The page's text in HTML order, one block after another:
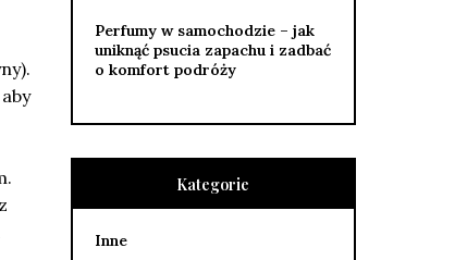
Perfumy w samochodzie – jak
uniknąć psucia zapachu i zadbać
o komfort podróży
Kategorie
Inne